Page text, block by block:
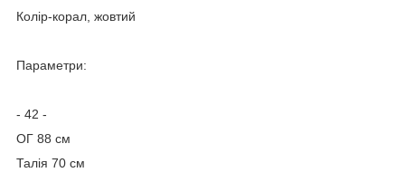
Колір-корал, жовтий
Параметри:
- 42 -
ОГ 88 см
Талія 70 см